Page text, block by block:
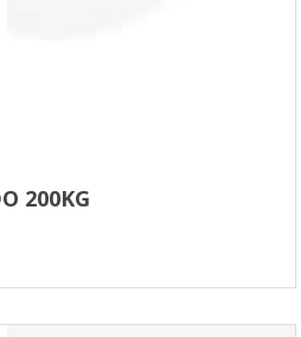
200KG